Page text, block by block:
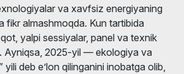
va xavfsiz energiyaning
fikr almashmoqda. Kun tartibida
yalpi sessiyalar, panel va texnik
Ayniqsa, 2025-yil — ekologiya va
yili deb e’lon qilinganini inobatga olib,